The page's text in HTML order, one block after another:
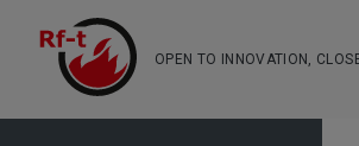
OPEN TO INNOVATION,